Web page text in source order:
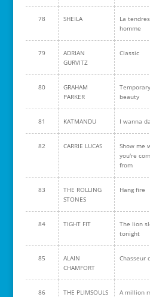
78 SHEILA
La
homme
79
ADRIAN
GURVITZ
Classic
80
GRAHAM
PARKER
Temporary
beauty
81 KATMANDU I wanna
82 CARRIE LUCAS
Show me
you're
from
83
THE ROLLING
STONES
Hang fire
84 TIGHT FIT
The lion
tonight
85
ALAIN
CHAMFORT
Chasseur
86 THE PLIMSOULS
A million